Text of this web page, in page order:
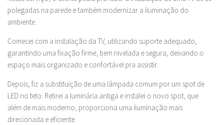
polegadas na parede e também modernizar a iluminação do
ambiente.
Comecei com a instalação da TV, utilizando suporte adequado,
garantindo uma fixação firme, bem nivelada e segura, deixando o
espaço mais organizado e confortável pra assistir.
Depois, fiz a substituição de uma lâmpada comum por um spot de
LED no teto. Retirei a luminária antiga e instalei o novo spot, que
além de mais moderno, proporciona uma iluminação mais
direcionada e eficiente.